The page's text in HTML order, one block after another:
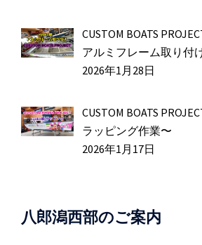
CUSTOM BOATS
アルミフレーム取り付
2026年1月28日
CUSTOM BOATS
ラッピング作業〜
2026年1月17日
八郎潟西部のご案内